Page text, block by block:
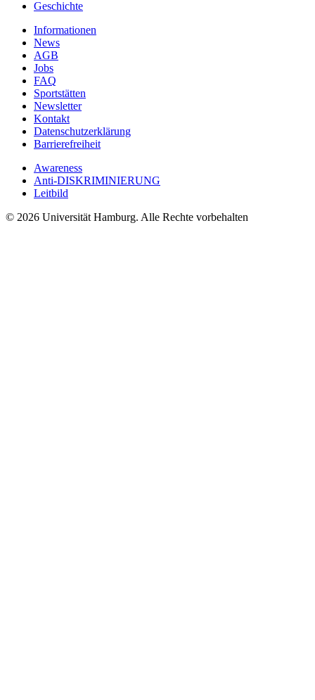
Geschichte
Informationen
News
AGB
Jobs
FAQ
Sportstätten
Newsletter
Kontakt
Datenschutzerklärung
Barrierefreiheit
Awareness
Anti-DISKRIMINIERUNG
Leitbild
© 2026 Universität Hamburg. Alle Rechte vorbehalten